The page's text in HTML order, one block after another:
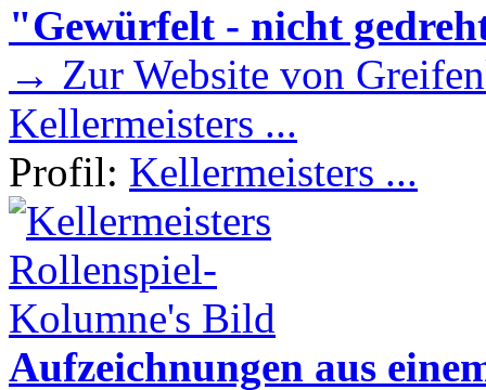
"Gewürfelt - nicht
→ Zur Website von
Kellermeisters ...
Profil: Kellermeisters ...
Aufzeichnungen aus